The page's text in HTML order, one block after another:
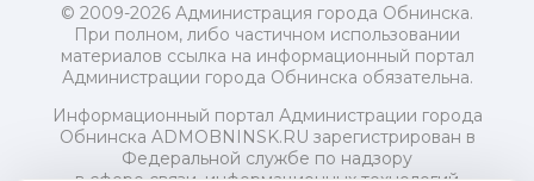
© 2009-2026 Администрация города Обнинска.
При полном, либо частичном использовании
материалов ссылка на информационный портал
Администрации города Обнинска обязательна.
Информационный портал Администрации города
Обнинска ADMOBNINSK.RU зарегистрирован в
Федеральной службе по надзору